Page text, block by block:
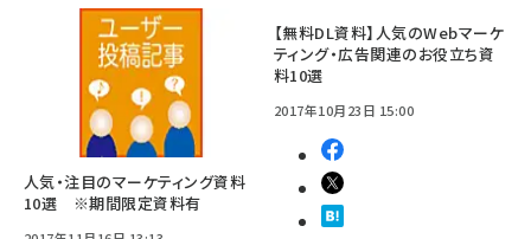
人気・注目のマーケティング資料
10選 ※期間限定資料有
【無料DL資料】人気のWebマーケ
ティング・広告関連のお役立ち資
料10選
2017年10月23日 15:00